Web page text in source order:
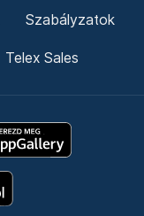
Szabályzatok
Telex Sales